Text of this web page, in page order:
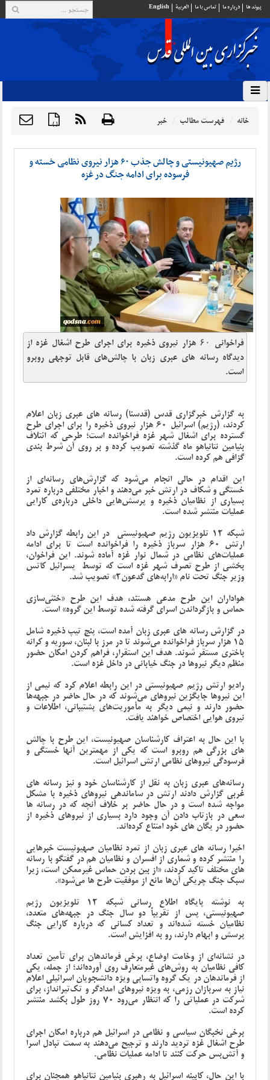
پيوند ها درباره ما تماس با ما العربية English
{ } خانه فهرست مطالب خبر
رژیم صهیونیستی و چالش جذب ۶۰ هزار نیروی نظامی خسته و
فرسوده برای ادامه جنگ در غزه
فراخوانی ۶۰ هزار نیروی ذخیره برای اجرای طرح اشغال غزه از
دیدگاه رسانه های عبری زبان با چالش‌های قابل توجهی روبرو
است.
به گزارش خبرگزاری قدس (قدسنا) رسانه های عبری زبان اعلام
کردند، (رژیم) اسرائیل 60 هزار نیروی ذخیره را برای اجرای طرح
گسترده برای اشغال شهر غزه فراخوانده است؛ طرحی که ائتلاف
بنیامین نتانیاهو ماه گذشته تصویب کرده و بر روی آن شرط بندی
گزافی هم کرده است.
این اقدام در حالی انجام می‌شود که گزارش‌های رسانه‌ای از
خستگی و شکاف در ارتش خبر می‌دهند و اخبار مختلفی درباره تمرد
بسیاری از نظامیان ذخیره و پرسش‌هایی داخلی درباره‌ی کارایی
عملیات منتشر شده است.
شبکه 12 تلویزیون رژیم صهیونیستی در این رابطه گزارش داد
ارتش 60 هزار سرباز ذخیره را فراخوانده است تا برای ادامه
عملیات‌های نظامی در شمال نوار غزه آماده شوند. این فراخوان،
بخشی از طرح تصرف شهر غزه است که توسط یسرائیل کاتس
وزیر جنگ تحت نام «ارابه‌های گدعون2» تصویب شد.
هواداران این طرح مدعی هستند، هدف این طرح «خنثی‌سازی
حماس و بازگرداندن اسرای گرفته شده توسط این گروه» است.
در گزارش رسانه های عبری زبان آمده است، پنج تیپ ذخیره شامل
15 هزار سرباز فراخوانده می‌شوند تا در مرز با لبنان، سوریه و کرانه
باختری مستقر شوند. هدف این استقرار، فراهم کردن امکان حضور
منظم دیگر نیروها در جنگ خیابانی در داخل غزه است.
رادیو ارتش رژیم صهیونیستی در این رابطه اعلام کرد که نیمی از
این نیروها جایگزین نیروهای می‌شوند که در حال حاضر در جبهه‌ها
حضور دارند و نیمی دیگر به مأموریت‌های پشتیبانی، اطلاعات و
نیروی هوایی اختصاص خواهند یافت.
با این حال به اعتراف کارشناسان صهیونیست، این طرح با چالش
های بزرگی هم روبرو است که یکی از مهمترین آنها خستگی و
فرسودگی نیروهای نظامی ارتش اسرائیل است.
رسانه‌های عبری زبان به نقل از کارشناسان خود و نیز رسانه های
غربی گزارش دادند ارتش در ساماندهی نیروهای ذخیره با مشکل
مواجه شده است و در حال حاضر بر خلاف آنچه که در رسانه ها
سعی در بازتاب دادن آن وجود دارد بسیاری از نیروهای ذخیره از
حضور در یگان های خود امتناع کرده‌اند.
اخیرا رسانه های عبری زبان از تمرد نظامیان صهیونیست خبرهایی
را منتشر کرده و شماری از افسران و نظامیان هم در گفتگو با رسانه
های مختلف تاکید کردند، «از بین بردن حماس غیرممکن است، زیرا
سبک جنگ چریکی آن‌ها مانع از موفقیت طرح ها می‌شود».
به نوشته پایگاه اطلاع رسانی شبکه 12 تلویزیون رژیم
صهیونیستی، پس از تقریباً دو سال جنگ در جبهه‌های متعدد،
نظامیان خسته شده‌اند و تعداد کسانی که درباره‌ کارایی جنگ
پرسش و ابهام دارند، رو به افزایش است.
در نشانه‌ای از وخامت اوضاع، برخی فرماندهان برای تأمین تعداد
کافی نظامیان به روش‌های غیرمتعارف روی آورده‌اند؛ از جمله، یکی
از فرماندهان در یک گروه واتساپی ویژه دانشجویان اسرائیلی اعلام
نیاز به سربازان رزمی، به ویژه نیروهای امدادگر و تک‌تیرانداز، برای
شرکت در عملیاتی را که انتظار می‌رود 70 روز طول بکشد منتشر
کرده است.
برخی نخبگان سیاسی و نظامی در اسرائیل هم درباره امکان اجرای
طرح اشغال غزه تردید دارند و ترجیح می‌دهند به سمت تبادل اسرا
و آتش‌بس حرکت کنند تا ادامه عملیات نظامی.
با این حال، کابینه اسرائیل به رهبری بنیامین نتانیاهو همچنان برای